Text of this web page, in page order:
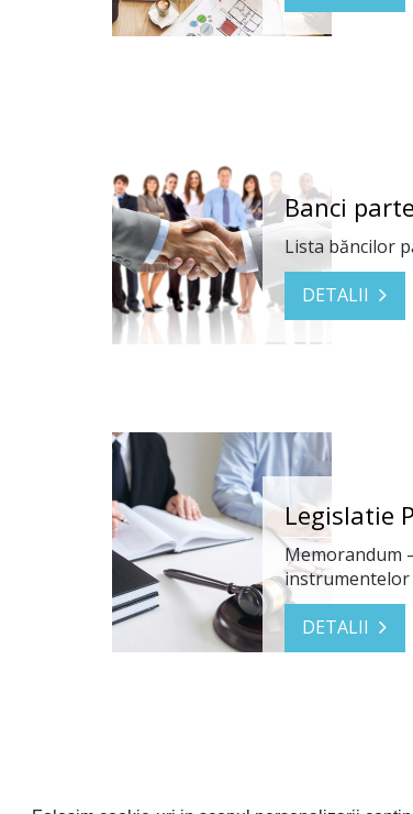
Banci
Lista băncilor
DETALII
Legislatie
Memorandum
instrumentelor
DETALII